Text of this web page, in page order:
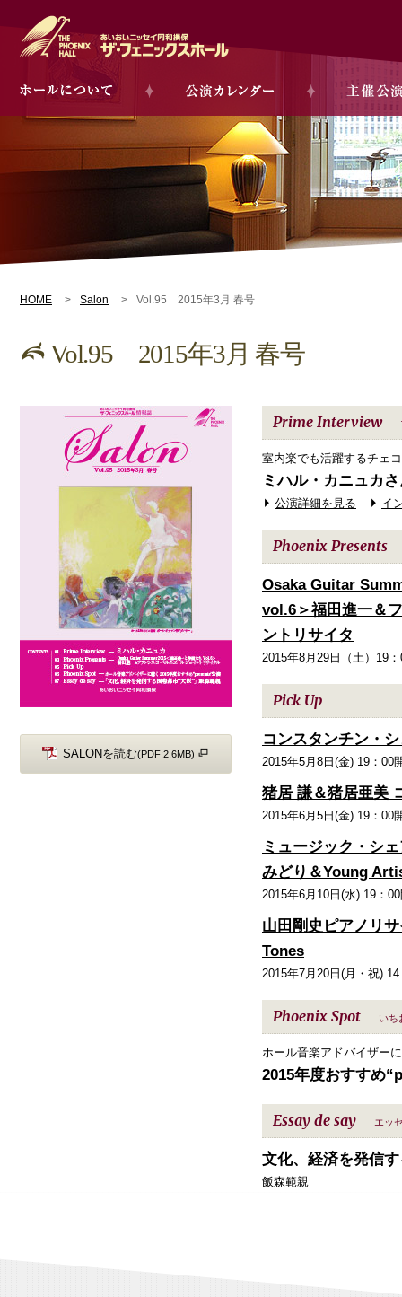
HOME Salon Vol.95 2015年3月 春号
Vol.95 2015年3月 春号
SALONを読む(PDF:2.6MB)
Prime Interview
室内楽でも活躍するチェ
ミハル・カニュカ
公演詳細を見る イ
Phoenix Presents
Osaka Guitar
vol.6＞福田進一＆
ントリサイタ
2015年8月29日（土）19
Pick Up
コンスタンチン・
2015年5月8日(金) 19：00
猪居 謙＆猪居亜美
2015年6月5日(金) 19：00
ミュージック・シ
みどり＆Young
2015年6月10日(水) 19：
山田剛史ピアノリ
Tones
2015年7月20日(月・祝)
Phoenix Spot いち
ホール音楽アドバイザー
2015年度おすすめ
Essay de say エッ
文化、経済を発信
飯森範親